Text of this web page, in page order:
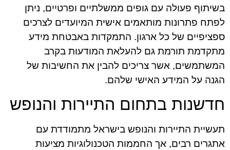
בשיתוף פעולה עם גופים ממשלתיים ופרטיים, ניתן
לפתח פתרונות מותאמים אישית המיועדים לצרכים
ספציפיים של כל ארגון. התמקדות באבטחת מידע
מתקדמת תורמת גם להעלאת המודעות בקרב
המשתמשים, אשר צריכים להבין את החשיבות של
הגנה על המידע האישי שלהם.
חדשנות בתחום התיירות והנופש
תעשיית התיירות והנופש בישראל מתמודדת עם
אתגרים רבים, אך החממות הטכנולוגיות מציעות